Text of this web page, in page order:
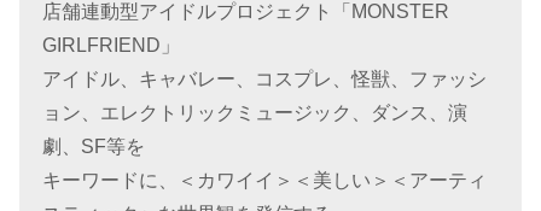
店舗連動型アイドルプロジェクト「MONSTER
GIRLFRIEND」
アイドル、キャバレー、コスプレ、怪獣、ファッシ
ョン、エレクトリックミュージック、ダンス、演
劇、SF等を
キーワードに、＜カワイイ＞＜美しい＞＜アーティ